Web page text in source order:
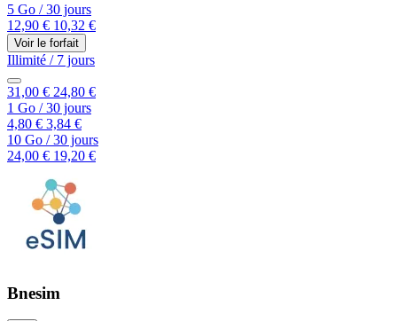
5 Go /30 jours
12,90 € 10,32 €
Voir le forfait
Illimité /7 jours
31,00 € 24,80 €
1 Go /30 jours
4,80 € 3,84 €
10 Go /30 jours
24,00 € 19,20 €
Bnesim